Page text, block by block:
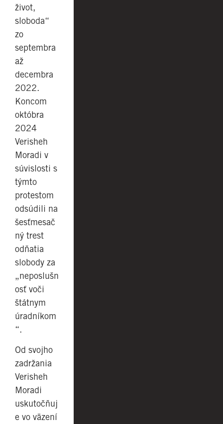
život,
sloboda“
zo
septembra
až
decembra
2022.
Koncom
októbra
2024
Verisheh
Moradi v
súvislosti s
týmto
protestom
odsúdili na
šesťmesač
ný trest
odňatia
slobody za
„neposlušn
osť voči
štátnym
úradníkom
“.
Od svojho
zadržania
Verisheh
Moradi
uskutočňuj
e vo väzení